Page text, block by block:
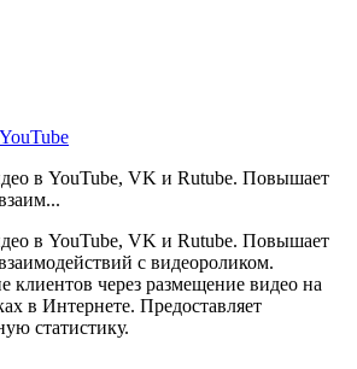
в YouTube, VK и Rutube. Повышает
в YouTube, VK и Rutube. Повышает
с видеороликом.
клиентов через размещение видео на
в Интернете. Предоставляет
статистику.